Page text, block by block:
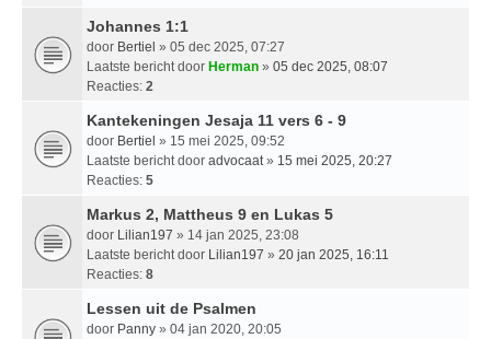
Johannes 1:1
door Bertiel » 05 dec 2025, 07:27
Laatste bericht door Herman » 05 dec 2025, 08:07
Reacties: 2
Kantekeningen Jesaja 11 vers 6 - 9
door Bertiel » 15 mei 2025, 09:52
Laatste bericht door advocaat » 15 mei 2025, 20:27
Reacties: 5
Markus 2, Mattheus 9 en Lukas 5
door Lilian197 » 14 jan 2025, 23:08
Laatste bericht door Lilian197 » 20 jan 2025, 16:11
Reacties: 8
Lessen uit de Psalmen
door Panny » 04 jan 2020, 20:05